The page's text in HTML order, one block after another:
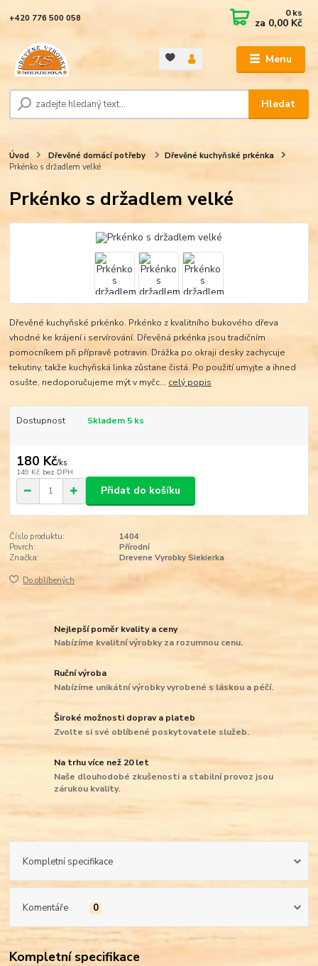
Menu
Hledat
+420 776 500 058 0ks
za 0,00 Kč
Úvod Dřevěné domácí potřeby
Dřevěné kuchyňské prkénka
Prkénko s držadlem velké
Prkénko s držadlem velké
Dřevěné kuchyňské prkénko. Prkénko z kvalitního bukového dřeva
vhodné ke krájení i servírování. Dřevěná prkénka jsou tradičním
pomocníkem při přípravě potravin. Drážka po okraji desky zachycuje
tekutiny, takže kuchyňská linka zůstane čistá. Po použití umyjte a ihned
osušte, nedoporučujeme mýt v myčc... celý popis
Dostupnost Skladem 5 ks
180 Kč/ks
149 Kč bez DPH
Přidat do košíku
Číslo produktu:
1404
Povrch:
Přírodní
Značka:
Drevene Vyrobky Siekierka
Do oblíbených
Nejlepší poměr kvality a ceny
Nabízíme kvalitní výrobky za rozumnou cenu.
Ruční výroba
Nabízíme unikátní výrobky vyrobené s láskou a péčí.
Široké možnosti doprav a plateb
Zvolte si své oblíbené poskytovatele služeb.
Na trhu více než 20 let
Naše dlouhodobé zkušenosti a stabilní provoz jsou
zárukou kvality.
Kompletní specifikace
Komentáře 0
Kompletní specifikace